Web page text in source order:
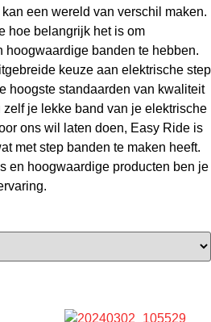
een wereld van verschil maken.
hoe belangrijk het is om
hoogwaardige banden te hebben.
keuze aan elektrische step
hoogste standaarden van kwaliteit
je lekke band van je elektrische
ons wil laten doen, Easy Ride is
met step banden te maken heeft.
en hoogwaardige producten ben je